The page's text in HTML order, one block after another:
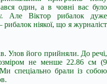
один, а в човні вас було
Але Віктор рибалок дуже
ніякої, що я журналіст
Улов його прийняли. До речі,
не менше 22.86 см (9
спеціально брали із собою